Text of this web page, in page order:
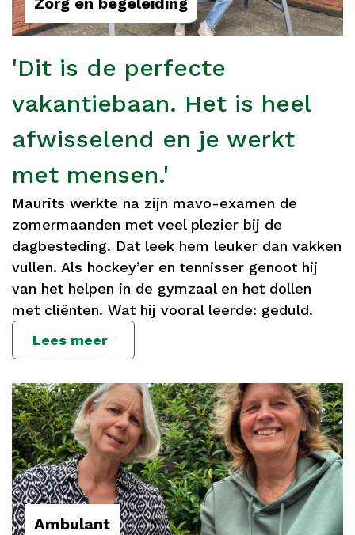
'Dit is de perfecte
vakantiebaan. Het is heel
afwisselend en je werkt
met mensen.'
Maurits werkte na zijn mavo-examen de
zomermaanden met veel plezier bij de
dagbesteding. Dat leek hem leuker dan vakken
vullen. Als hockey’er en tennisser genoot hij
van het helpen in de gymzaal en het dollen
met cliënten. Wat hij vooral leerde: geduld.
Lees meer
Ambulant